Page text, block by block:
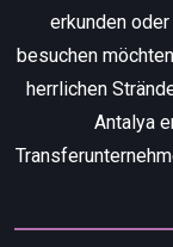
erkunden
besuchen
herrlichen
Antalya